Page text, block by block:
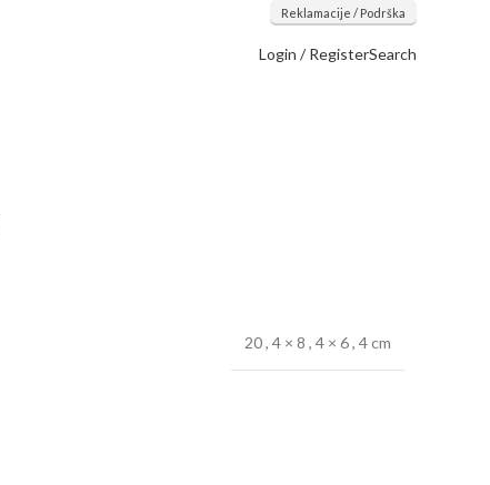
Reklamacije / Podrška
Login / RegisterSearch
20,4 × 8,4 × 6,4 cm